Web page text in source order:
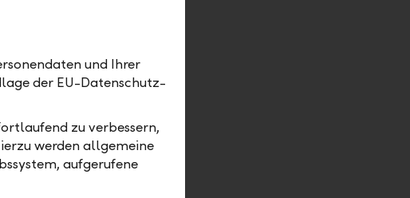
der anderen
Ansprache
kann – mit
Menschen
und Ihrer
der EU-Datenschutz-
zu verbessern,
werden allgemeine
aufgerufene